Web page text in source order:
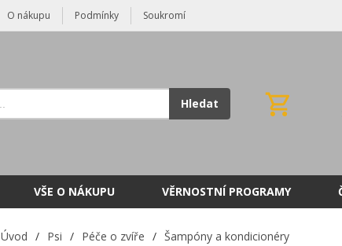
O nákupu Podmínky Soukromí
Hledat
VŠE O NÁKUPU VĚRNOSTNÍ PROGRAMY
Úvod / Psi / Péče o zvíře / Šampóny a kondicionéry